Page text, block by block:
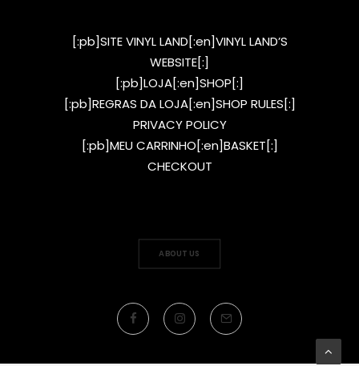
[:pb]SITE VINYL LAND[:en]VINYL LAND’S
WEBSITE[:]
[:pb]LOJA[:en]SHOP[:]
[:pb]REGRAS DA LOJA[:en]SHOP RULES[:]
PRIVACY POLICY
[:pb]MEU CARRINHO[:en]BASKET[:]
CHECKOUT
ABOUT US